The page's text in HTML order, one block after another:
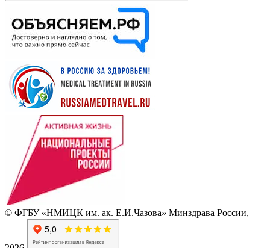
© ФГБУ «НМИЦК им. ак. Е.И.Чазова» Минздрава России,